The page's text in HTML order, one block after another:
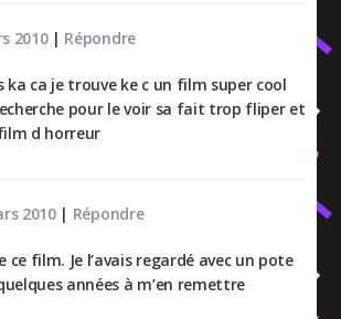
2010| Répondre
ka ca je trouve ke c un film super cool
pour le voir sa fait trop fliper et
d horreur
2010| Répondre
film. Je l’avais regardé avec un pote
années à m’en remettre